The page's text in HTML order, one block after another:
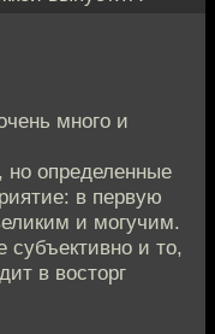
много и
но определенные
в первую
и могучим.
субъективно и то,
в восторг